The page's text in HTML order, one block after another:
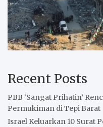
Recent Posts
PBB ‘Sangat Prihatin’
Permukiman di Tepi Barat
Israel Keluarkan 10 Surat